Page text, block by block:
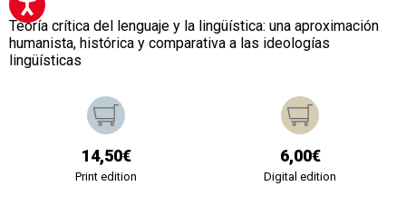
Teoría crítica del lenguaje y la lingüística: una aproximación
humanista, histórica y comparativa a las ideologías
lingüísticas
14,50€
Print edition
6,00€
Digital edition